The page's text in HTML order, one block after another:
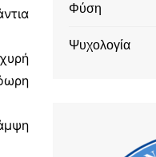
Φύση
Ψυχολογία